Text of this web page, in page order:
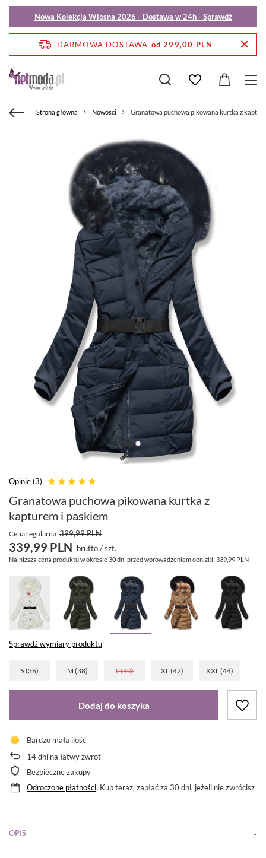
Nowa Kolekcja Wiosna 2026 - Dostawa w 24h - Sprawdź
DARMOWA DOSTAWA od 299,00 PLN
Strona główna Nowości Granatowa puchowa pikowana kurtka z
Opinie (3)
Granatowa puchowa pikowana kurtka z
kapturem i paskiem
Cena regularna:399,99 PLN
339,99 PLN brutto/szt.
Najniższa cena produktu w okresie 30 dni przed wprowadzeniem obniżki: 339,99 PLN
Sprawdź wymiary produktu
S (36) M (38) L (40) XL (42) XXL (44)
Dodaj do koszyka
Bardzo mała ilość
14dni na łatwy zwrot
Bezpieczne zakupy
Odroczone płatności. Kup teraz, zapłać za 30 dni, jeżeli nie zwrócisz
OPIS